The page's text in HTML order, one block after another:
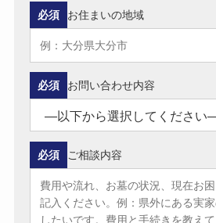
お住まいの地域
必須
お問い合わせ内容
必須
ご相談内容
必須